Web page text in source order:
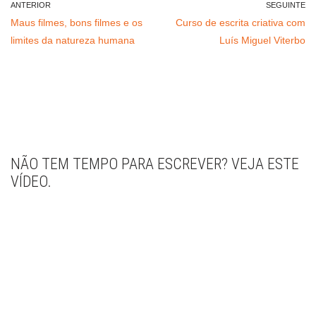
ANTERIOR
Maus filmes, bons filmes e os
limites da natureza humana
SEGUINTE
Curso de escrita criativa com
Luís Miguel Viterbo
NÃO TEM TEMPO PARA ESCREVER? VEJA ESTE
VÍDEO.